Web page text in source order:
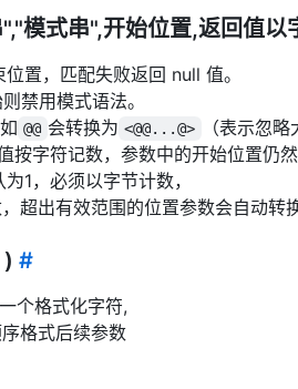
模式串",开始位置,返回值以
置，匹配失败返回 null 值。
禁用模式语法。
@@ 会转换为 <@@...@>
（表示忽
按字符记数，参数中的开始位置仍
1，必须以字节计数，
超出有效范围的位置参数会自动转
#
个格式化字符,
格式后续参数